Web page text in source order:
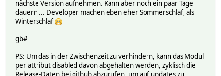
nächste Version aufnehmen. Kann aber noch ein paar Tage
dauern ... Developer machen eben eher Sommerschlaf, als
Winterschlaf
gb#
PS: Um das in der Zwischenzeit zu verhindern, kann das Modul
per attribut disabled davon abgehalten werden, zyklisch die
Release-Daten bei github abzurufen, um auf updates zu